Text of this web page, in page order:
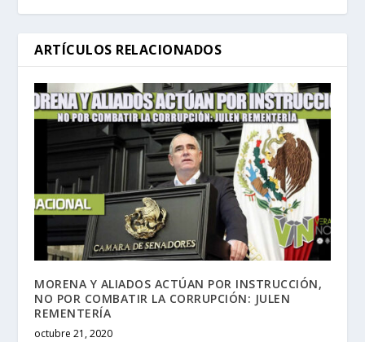
ARTÍCULOS RELACIONADOS
MORENA Y ALIADOS ACTÚAN POR INSTRUCCIÓN,
NO POR COMBATIR LA CORRUPCIÓN: JULEN
REMENTERÍA
octubre 21, 2020